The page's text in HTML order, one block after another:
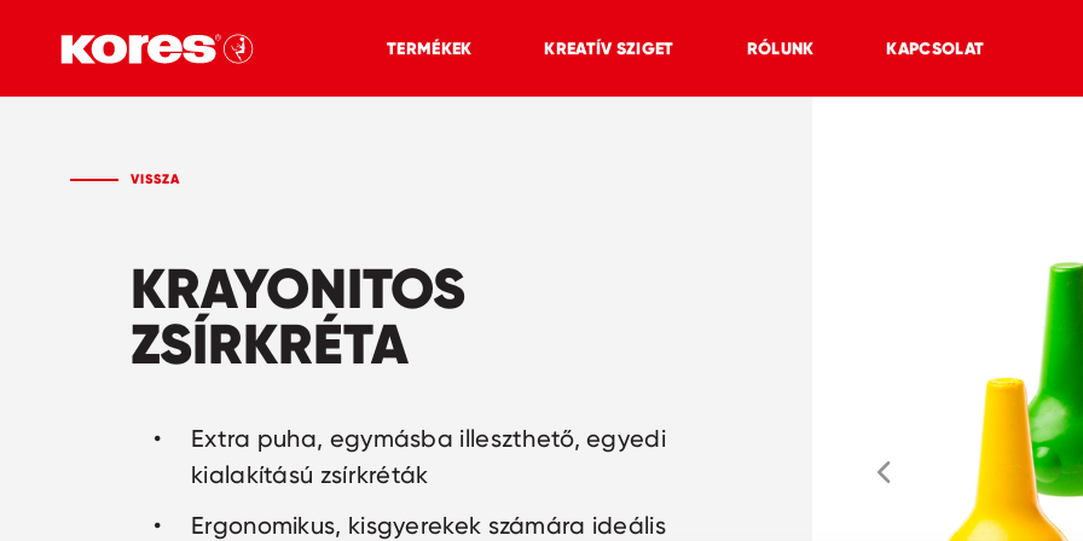
TERMÉKEK KREATÍV SZIGET RÓLUNK KAPCSOLAT
VISSZA
KRAYONITOS
ZSÍRKRÉTA
Extra puha, egymásba illeszthető, egyedi
kialakítású zsírkréták
Ergonomikus, kisgyerekek számára ideális